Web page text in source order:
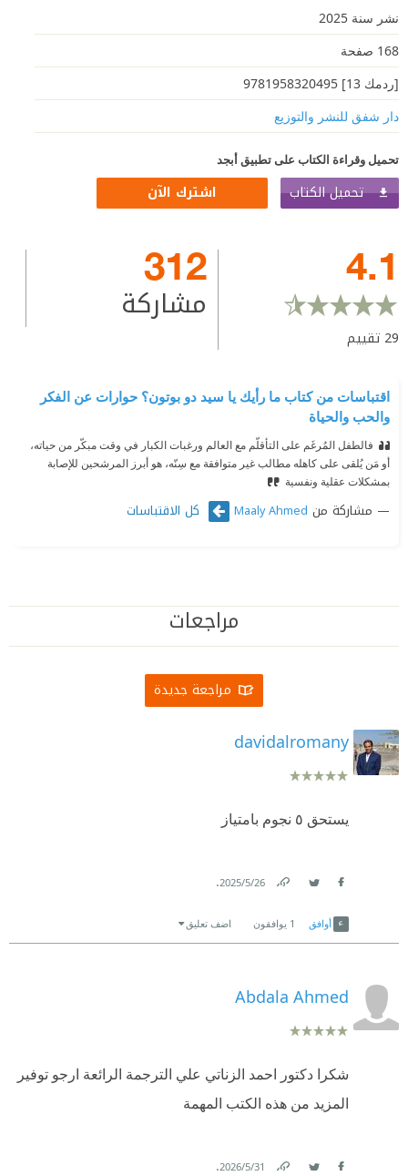
نشر سنة 2025
168 صفحة
[ردمك 13] 9781958320495
دار شفق للنشر والتوزيع
تحميل وقراءة الكتاب على تطبيق أبجد
تحميل الكتاب اشترك الآن
4.1
29 تقييم
312
مشاركة
اقتباسات من كتاب ما رأيك يا سيد دو بوتون؟ حوارات عن الفكر
والحب والحياة
فالطفل المُرغَم على التأقلّم مع العالم ورغبات الكبار في وقت مبكّر من حياته،
أو مَن يُلقى على كاهله مطالب غير متوافقة مع سِنّه، هو أبرز المرشحين للإصابة
بمشكلات عقلية ونفسية
مشاركة من Maaly Ahmed كل الاقتباسات
مراجعات
مراجعة جديدة
davidalromany
يستحق ٥ نجوم بامتياز
26‏/5‏/2025
.
أوافق 1 يوافقون اضف تعليق
Abdala Ahmed
شكرا دكتور احمد الزناتي علي الترجمة الرائعة ارجو توفير
المزيد من هذه الكتب المهمة
31‏/5‏/2026
.